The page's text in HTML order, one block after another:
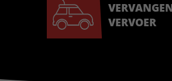
VERVOER